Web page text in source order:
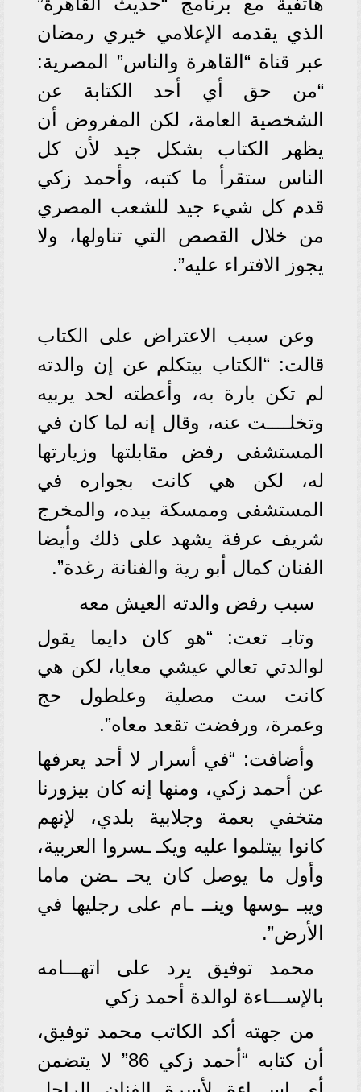
الذي يقدمه الإعلامي خيري رمضان
عبر قناة “القاهرة والناس” المصرية:
“من حق أي أحد الكتابة عن
الشخصية العامة، لكن المفروض أن
يظهر الكتاب بشكل جيد لأن كل
الناس ستقرأ ما كتبه، وأحمد زكي
قدم كل شيء جيد للشعب المصري
من خلال القصص التي تناولها، ولا
يجوز الافتراء عليه”.
وعن سبب الاعتراض على الكتاب
قالت: “الكتاب بيتكلم عن إن والدته
لم تكن بارة به، وأعطته لحد يربيه
وتخلــــت عنه، وقال إنه لما كان في
المستشفى رفض مقابلتها وزيارتها
له، لكن هي كانت بجواره في
المستشفى وممسكة بيده، والمخرج
شريف عرفة يشهد على ذلك وأيضا
الفنان كمال أبو رية والفنانة رغدة”.
سبب رفض والدته العيش معه
وتابـ تعت: “هو كان دايما يقول
لوالدتي تعالي عيشي معايا، لكن هي
كانت ست مصلية وعلطول حج
وعمرة، ورفضت تقعد معاه”.
وأضافت: “في أسرار لا أحد يعرفها
عن أحمد زكي، ومنها إنه كان بيزورنا
متخفي بعمة وجلابية بلدي، لإنهم
كانوا بيتلموا عليه ويكـ ـسروا العربية،
وأول ما يوصل كان يحـ ـضن ماما
ويبـ ـوسها وينــ ـام على رجليها في
الأرض”.
محمد توفيق يرد على اتهـــامه
بالإســـاءة لوالدة أحمد زكي
من جهته أكد الكاتب محمد توفيق،
أن كتابه “أحمد زكي 86” لا يتضمن